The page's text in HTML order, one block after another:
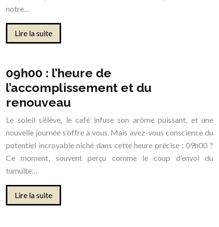
notre…
Lire la suite
09h00 : l’heure de
l’accomplissement et du
renouveau
Le soleil s’élève, le café infuse son arôme puissant, et une
nouvelle journée s’offre à vous. Mais avez-vous conscience du
potentiel incroyable niché dans cette heure précise : 09h00 ?
Ce moment, souvent perçu comme le coup d’envoi du
tumulte…
Lire la suite